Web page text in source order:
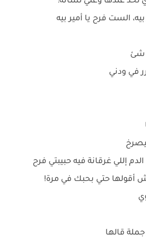
الست فرح يا أمير بيه
شئ
في ودني
الدم إللي غرقانة فيه حبيبتي فرح
أقولها حتي بحبك في مرة!
قالها